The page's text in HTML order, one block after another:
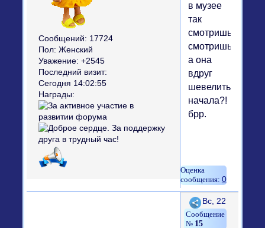
Сообщений: 17724
Пол: Женский
Уважение: +2545
Последний визит:
Сегодня 14:02:55
Награды:
в музее
так
смотришь
смотришь,
а она
вдруг
шевелиться
начала?!
брр.
0
Поделиться
15
Вс, 22